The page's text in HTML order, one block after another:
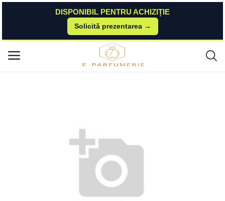
DISPONIBIL PENTRU ACHIZIȚIE
Solicită prezentarea →
Meniu principal
COSRX Hydrium spumă de curățare Triple Hyaluronic Moisturizing Clean